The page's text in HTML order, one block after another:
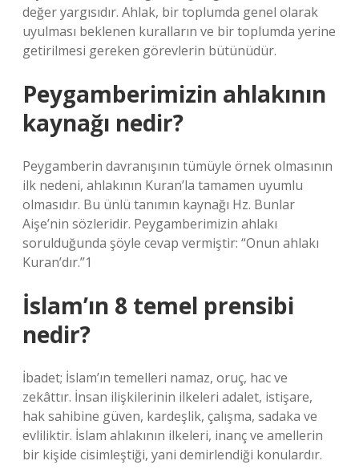
değer yargısıdır. Ahlak, bir toplumda genel olarak
uyulması beklenen kuralların ve bir toplumda yerine
getirilmesi gereken görevlerin bütünüdür.
Peygamberimizin ahlakının
kaynağı nedir?
Peygamberin davranışının tümüyle örnek olmasının
ilk nedeni, ahlakının Kuran’la tamamen uyumlu
olmasıdır. Bu ünlü tanımın kaynağı Hz. Bunlar
Aişe’nin sözleridir. Peygamberimizin ahlakı
sorulduğunda şöyle cevap vermiştir: “Onun ahlakı
Kuran’dır.”1
İslam’ın 8 temel prensibi
nedir?
İbadet; İslam’ın temelleri namaz, oruç, hac ve
zekâttır. İnsan ilişkilerinin ilkeleri adalet, istişare,
hak sahibine güven, kardeşlik, çalışma, sadaka ve
evliliktir. İslam ahlakının ilkeleri, inanç ve amellerin
bir kişide cisimleştiği, yani demirlendiği konulardır.